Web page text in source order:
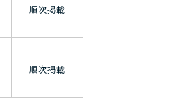
順次掲載
順次掲載